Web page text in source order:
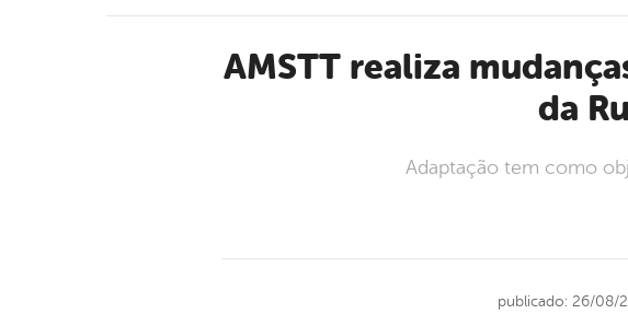
AMSTT realiza mudanças na sinalização de trânsito em trecho
da
Adaptação tem como
publicado: 26/08/